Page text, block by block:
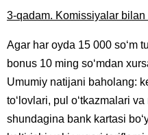
3-qadam. Komissiyalar bilan
Agar har oyda 15 000 so‘m
bonus 10 ming so‘mdan
Umumiy natijani baholang:
to‘lovlari, pul o‘tkazmalari
shundagina bank kartasi